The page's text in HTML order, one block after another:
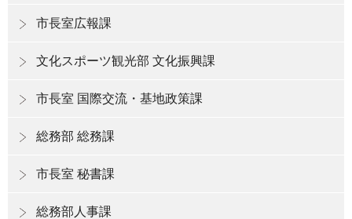
市長室広報課
文化スポーツ観光部 文化振興課
市長室 国際交流・基地政策課
総務部 総務課
市長室 秘書課
総務部人事課